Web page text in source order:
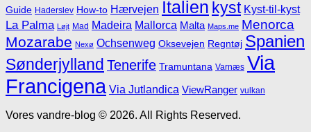
Guide Haderslev How-to Hærvejen Italien kyst Kyst-til-kyst
La Palma Løjt Mad Madeira Mallorca Malta Maps.me Menorca
Mozarabe Nexø Ochsenweg Oksevejen Regntøj Spanien
Sønderjylland Tenerife Tramuntana Varnæs Via
Francigena Via Jutlandica ViewRanger vulkan
Vores vandre-blog © 2026. All Rights Reserved.